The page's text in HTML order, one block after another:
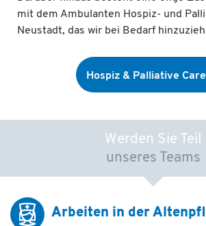
mit dem Ambulanten Hospiz- und
Neustadt, das wir bei Bedarf
Hospiz & Palliative Care
Werden Sie Teil
unseres Teams
Arbeiten in der